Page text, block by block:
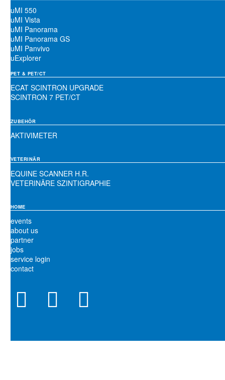
uMI 550
uMI Vista
uMI Panorama
uMI Panorama GS
uMI Panvivo
uExplorer
PET & PET/CT
ECAT SCINTRON UPGRADE
SCINTRON 7 PET/CT
ZUBEHÖR
AKTIVIMETER
VETERINÄR
EQUINE SCANNER H.R.
VETERINÄRE SZINTIGRAPHIE
HOME
events
about us
partner
jobs
service login
contact